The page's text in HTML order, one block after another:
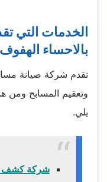
الخدمات التي
بالاحساء الهفوف
تقدم شركة صيانة
وتعقيم المسابح ومن
يلي.
شركة كشف